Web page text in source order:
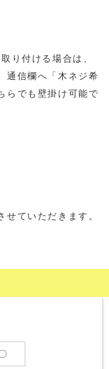
り付ける場合は、
通信欄へ「木ネジ希
らでも壁掛け可能で
ていただきます。